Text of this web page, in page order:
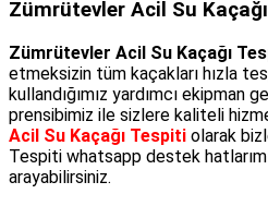
Zümrütevler Acil Su
Zümrütevler Acil Su Kaçağı
etmeksizin tüm kaçakları hızla
kullandığımız yardımcı ekipman
prensibimiz ile sizlere kaliteli
Acil Su Kaçağı Tespiti olarak
Tespiti whatsapp destek
arayabilirsiniz.